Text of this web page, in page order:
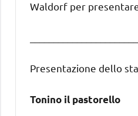
Waldorf per
Presentazione dello
Tonino il pastorello